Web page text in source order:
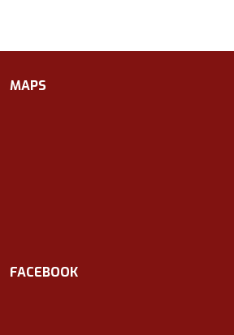
MAPS
FACEBOOK